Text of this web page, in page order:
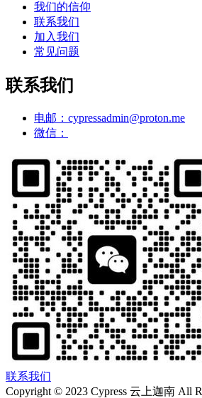
我们的信仰
联系我们
加入我们
常见问题
联系我们
电邮：cypressadmin@proton.me
微信：
联系我们
Copyright © 2023 Cypress 云上迦南 All